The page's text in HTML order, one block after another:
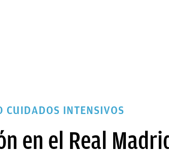
CUIDADOS INTENSIVOS
en el Real